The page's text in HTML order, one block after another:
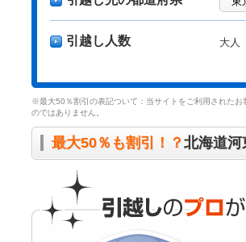
引越し人数 大人
※最大50％割引の表記ついて：当サイトをご利用された
のではありません。
最大50％も割引！？北海道河